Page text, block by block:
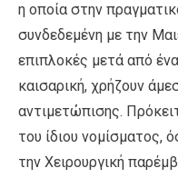
η οποία στην
συνδεδεμένη με την
επιπλοκές μετά από
καισαρική, χρήζουν
αντιμετώπισης.
του ίδιου νομίσματος,
την Χειρουργική